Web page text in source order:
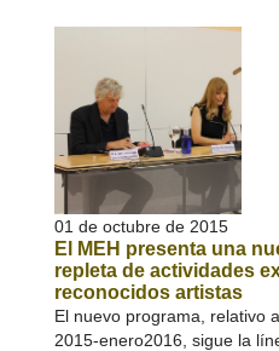
01 de octubre de 2015
El MEH presenta una
repleta de actividades
reconocidos artistas
El nuevo programa, relativo
2015-enero2016, sigue la